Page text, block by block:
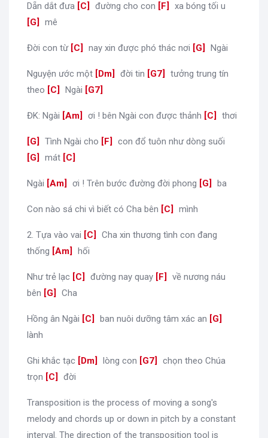
Dẵn dắt đưa [C đường cho con [F xa bóng tối u
G
mê
Đời con từ [C nay xin được phó thác nơi [G Ngài
Nguyện ước một [Dm đời tin [G7
tưởng trung tín
theo [C Ngài [G7
ĐK: Ngài [Am ơi ! bên Ngài con được thảnh [C thơi
[G Tình Ngài cho [F con đổ tuôn như dòng suối
G
mát [C
Ngài [Am ơi ! Trên bước đường đời phong [G ba
Con nào sá chi vì biết có Cha bên [C mình
2. Tựa vào vai [C
Cha xin thương tình con đang
thống [Am hối
Như trẻ lạc [C đường nay quay [F
về nương náu
bên [G Cha
Hồng ân Ngài [C ban nuôi dưỡng tâm xác an [G
lành
Ghi khắc tạc [Dm lòng con [G7
chọn theo Chúa
trọn [C đời
Transposition is the process of moving a song's
melody and chords up or down in pitch by a constant
interval. The direction of the transposition tool is